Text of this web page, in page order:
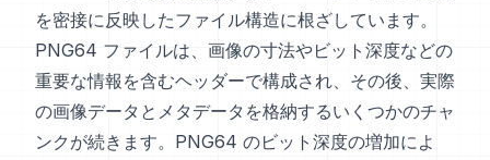
を密接に反映したファイル構造に根ざしています。
PNG64 ファイルは、画像の寸法やビット深度などの
重要な情報を含むヘッダーで構成され、その後、実際
の画像データとメタデータを格納するいくつかのチャ
ンクが続きます。PNG64 のビット深度の増加によ